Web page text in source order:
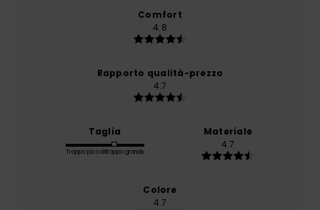
Comfort
4.8
Rapporto qualità-prezzo
4.7
Taglia
Troppo piccoloTroppo grande
Materiale
4.7
Colore
4.7